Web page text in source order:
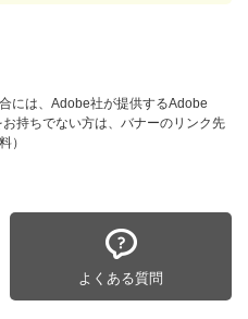
には、Adobe社が提供するAdobe
持ちでない方は、バナーのリンク先
）
よくある質問